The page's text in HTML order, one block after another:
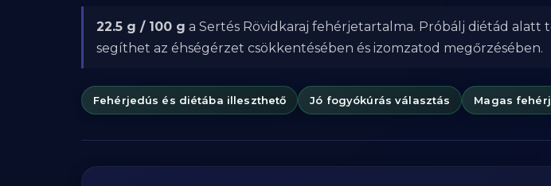
22.5 g / 100 g a Sertés Rövidkaraj fehérjetartalma. Próbálj diétád
segíthet az éhségérzet csökkentésében és izomzatod megőrzésében.
Fehérjedús és diétába illeszthető Jó fogyókúrás választás Magas